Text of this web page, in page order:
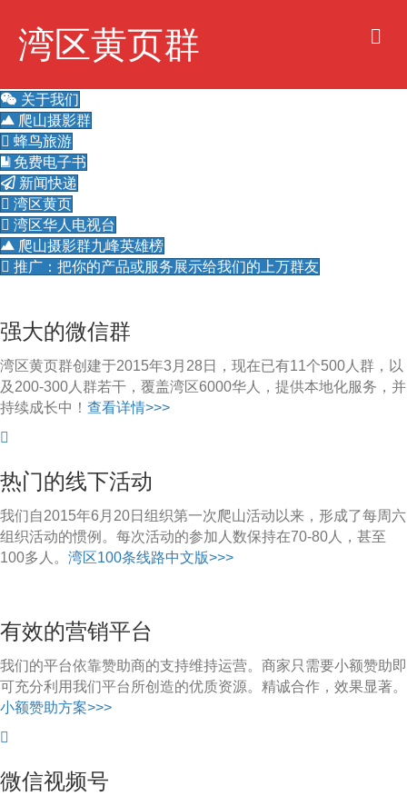
湾区黄页群
u
关于我们
爬山摄影群
蜂鸟旅游
免费电子书
新闻快递
湾区黄页
湾区华人电视台
爬山摄影群九峰英雄榜
推广：把你的产品或服务展示给我们的上万群友
强大的微信群
湾区黄页群创建于2015年3月28日，现在已有11个500人群，以
及200-300人群若干，覆盖湾区6000华人，提供本地化服务，并
持续成长中！ 查看详情>>>
热门的线下活动
我们自2015年6月20日组织第一次爬山活动以来，形成了每周六
组织活动的惯例。每次活动的参加人数保持在70-80人，甚至
100多人。 湾区100条线路中文版>>>
有效的营销平台
我们的平台依靠赞助商的支持维持运营。商家只需要小额赞助即
可充分利用我们平台所创造的优质资源。精诚合作，效果显著。
小额赞助方案>>>
微信视频号